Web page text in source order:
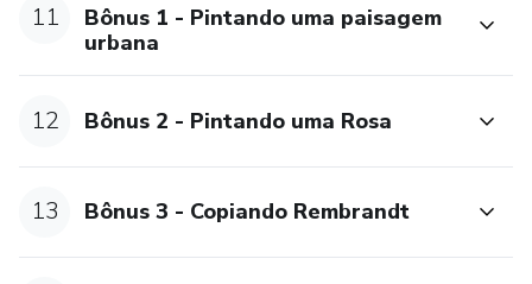
11
Bônus 1 - Pintando uma paisagem
urbana​
12 Bônus 2 - Pintando uma Rosa​
13 Bônus 3 - Copiando Rembrandt